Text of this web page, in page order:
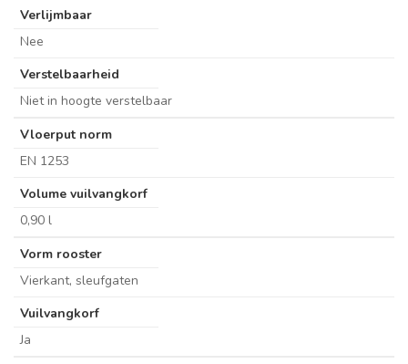
Verlijmbaar
Nee
Verstelbaarheid
Niet in hoogte verstelbaar
Vloerput norm
EN 1253
Volume vuilvangkorf
0,90 l
Vorm rooster
Vierkant, sleufgaten
Vuilvangkorf
Ja